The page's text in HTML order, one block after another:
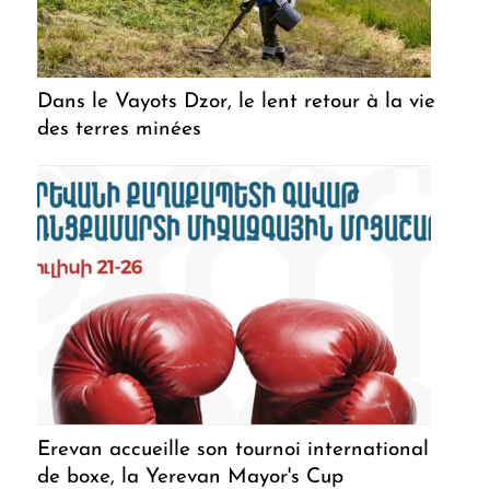
Dans le Vayots Dzor, le lent retour à la vie
des terres minées
Erevan accueille son tournoi international
de boxe, la Yerevan Mayor's Cup